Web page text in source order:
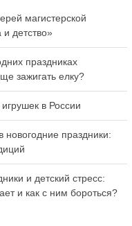
магистерской
детство»
праздниках
зажигать елку?
в России
праздники:
и детский стресс:
и как с ним бороться?